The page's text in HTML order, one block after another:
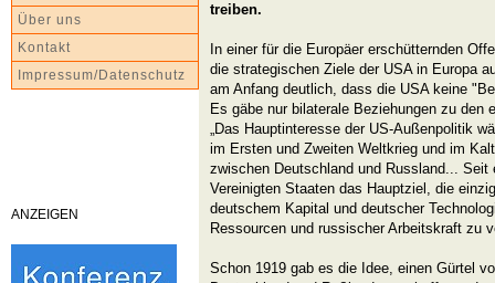
Über uns
Kontakt
Impressum/Datenschutz
ANZEIGEN
treiben.
In einer für die Europäer erschütternden
die strategischen Ziele der USA in Europa
am Anfang deutlich, dass die USA keine
Es gäbe nur bilaterale Beziehungen zu den
„Das Hauptinteresse der US-Außenpolitik
im Ersten und Zweiten Weltkrieg und im
zwischen Deutschland und Russland...
Vereinigten Staaten das Hauptziel, die
deutschem Kapital und deutscher
Ressourcen und russischer Arbeitskraft zu
Schon 1919 gab es die Idee, einen Gürtel